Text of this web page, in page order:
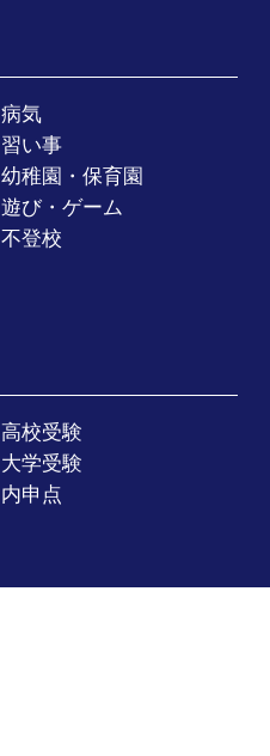
病気
習い事
幼稚園・保育園
遊び・ゲーム
不登校
高校受験
大学受験
内申点